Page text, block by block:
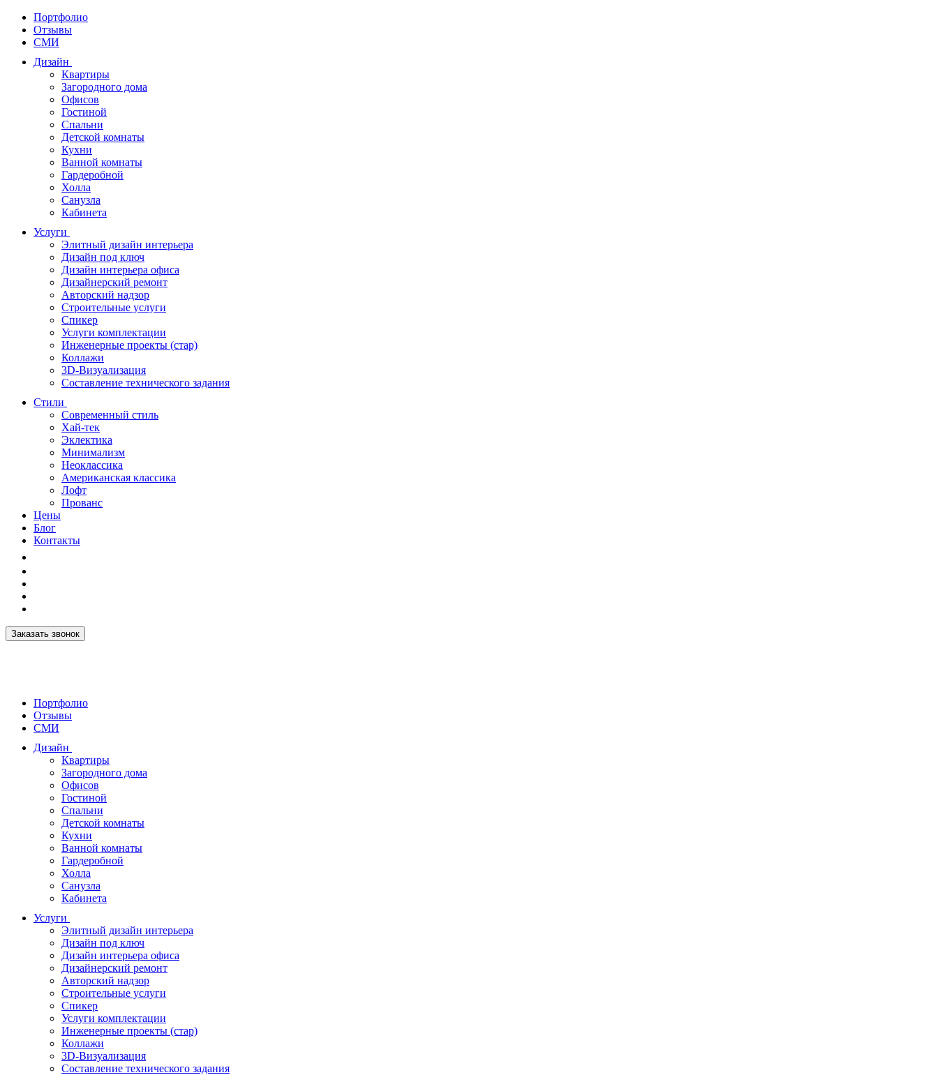
Портфолио
Отзывы
СМИ
Дизайн
Квартиры
Загородного дома
Офисов
Гостиной
Спальни
Детской комнаты
Кухни
Ванной комнаты
Гардеробной
Холла
Санузла
Кабинета
Услуги
Элитный дизайн интерьера
Дизайн под ключ
Дизайн интерьера офиса
Дизайнерский ремонт
Авторский надзор
Строительные услуги
Спикер
Услуги комплектации
Инженерные проекты (стар)
Коллажи
3D-Визуализация
Составление технического задания
Стили
Современный стиль
Хай-тек
Эклектика
Минимализм
Неоклассика
Американская классика
Лофт
Прованс
Цены
Блог
Контакты
Заказать звонок
Портфолио
Отзывы
СМИ
Дизайн
Квартиры
Загородного дома
Офисов
Гостиной
Спальни
Детской комнаты
Кухни
Ванной комнаты
Гардеробной
Холла
Санузла
Кабинета
Услуги
Элитный дизайн интерьера
Дизайн под ключ
Дизайн интерьера офиса
Дизайнерский ремонт
Авторский надзор
Строительные услуги
Спикер
Услуги комплектации
Инженерные проекты (стар)
Коллажи
3D-Визуализация
Составление технического задания